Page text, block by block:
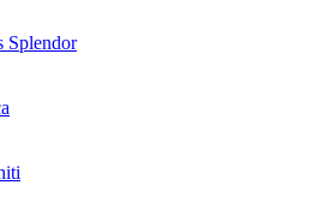
Splendor